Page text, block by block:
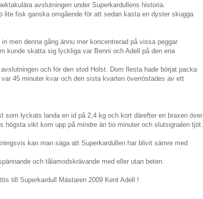
avslutningen under Superkardullens historia.
lite fisk ganska omgående för att sedan kasta en dyster skugga
in men denna gång ännu mer koncentrerad på vissa peggar
kunde skatta sig lyckliga var Benni och Adell på den ena
och för den stod Holst. Dom flesta hade börjat packa
var 45 minuter kvar och den sista kvarten överröstades av ett
som lyckats landa en id på 2,4 kg och kort därefter en braxen över
högsta vikt kom upp på mindre än tio minuter och slutsignalen tjöt.
kan man säga att Superkardullen har blivit sämre med
och tålamodskrävande med eller utan beten.
till Superkardull Mästaren 2009 Kent Adell !